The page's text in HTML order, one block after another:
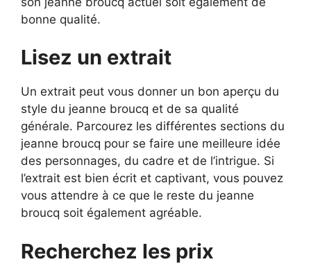
bonne qualité.
Lisez un extrait
Un extrait peut vous donner un bon aperçu du
style du jeanne broucq et de sa qualité
générale. Parcourez les différentes sections du
jeanne broucq pour se faire une meilleure idée
des personnages, du cadre et de l’intrigue. Si
l’extrait est bien écrit et captivant, vous pouvez
vous attendre à ce que le reste du jeanne
broucq soit également agréable.
Recherchez les prix